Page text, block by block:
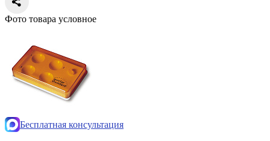
Фото товара условное
Бесплатная консультация